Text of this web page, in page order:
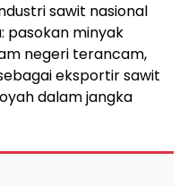
sawit nasional
pasokan minyak
negeri terancam,
eksportir sawit
dalam jangka